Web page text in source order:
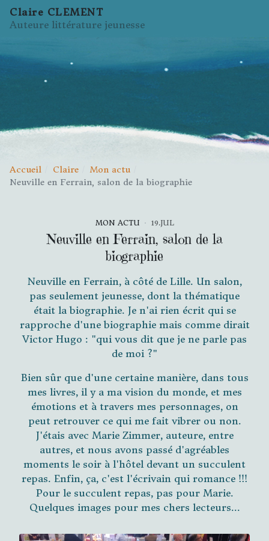
Claire CLEMENT
Auteure littérature jeunesse
Accueil Claire
Mon actu
Neuville en Ferrain, salon de la biographie
MON ACTU 19.JUL
Neuville en Ferrain, salon de la
biographie
Neuville en Ferrain, à côté de Lille. Un salon,
pas seulement jeunesse, dont la thématique
était la biographie. Je n'ai rien écrit qui se
rapproche d'une biographie mais comme dirait
Victor Hugo : "qui vous dit que je ne parle pas
de moi ?"
Bien sûr que d'une certaine manière, dans tous
mes livres, il y a ma vision du monde, et mes
émotions et à travers mes personnages, on
peut retrouver ce qui me fait vibrer ou non.
J'étais avec Marie Zimmer, auteure, entre
autres, et nous avons passé d'agréables
moments le soir à l'hôtel devant un succulent
repas. Enfin, ça, c'est l'écrivain qui romance !!!
Pour le succulent repas, pas pour Marie.
Quelques images pour mes chers lecteurs...